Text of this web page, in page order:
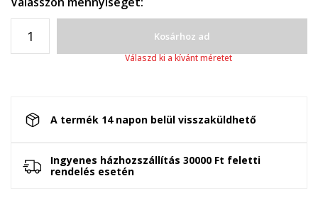
Kosárhoz ad
Válaszd ki a kívánt méretet
A termék 14 napon belül visszaküldhető
Ingyenes házhozszállítás 30000 Ft feletti
rendelés esetén